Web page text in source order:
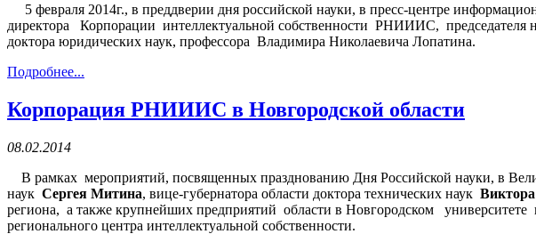
5 февраля 2014г., в преддверии дня российской науки, в пресс-центре
директора Корпорации интеллектуальной собственности РНИИИС, председателя
доктора юридических наук, профессора Владимира Николаевича Лопатина.
Подробнее...
Корпорация РНИИИС в Новгородской области
08.02.2014
В рамках мероприятий, посвященных празднованию Дня Российской науки, в
наук Сергея Митина, вице-губернатора области доктора технических наук
региона, а также крупнейших предприятий области в Новгородском
регионального центра интеллектуальной собственности.